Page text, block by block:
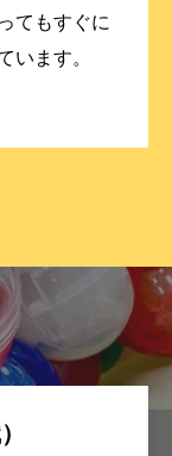
てもすぐに
います。